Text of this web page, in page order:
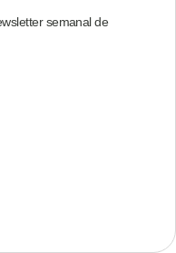
semanal de